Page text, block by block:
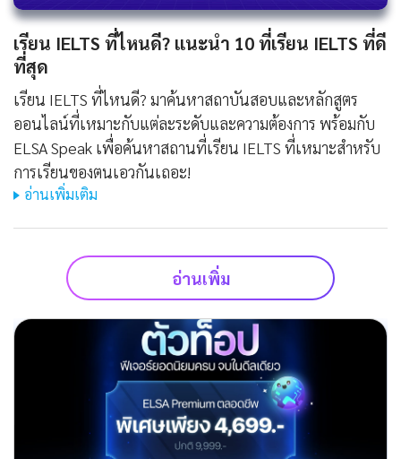
เรียน IELTS ที่ไหนดี? แนะนำ 10 ที่เรียน IELTS ที่ดี
ที่สุด
เรียน IELTS ที่ไหนดี? มาค้นหาสถาบันสอบและหลักสูตร
ออนไลน์ที่เหมาะกับแต่ละระดับและความต้องการ พร้อมกับ
ELSA Speak เพื่อค้นหาสถานที่เรียน IELTS ที่เหมาะสำหรับ
การเรียนของตนเอวกันเถอะ!
อ่านเพิ่มเติม
อ่านเพิ่ม